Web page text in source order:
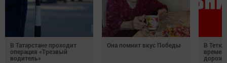
В Татарстане проходит
операция «Трезвый
водитель»
Она помнит вкус Победы
В